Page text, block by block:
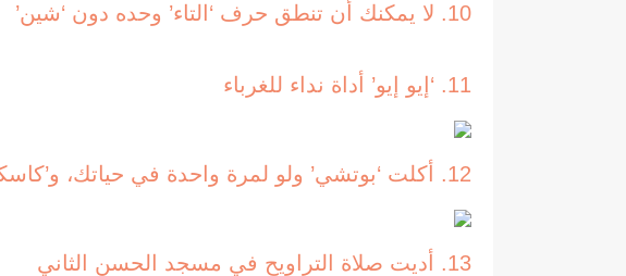
10. لا يمكنك أن تنطق حرف ‘التاء’ وحده دون ‘شين’
11. ‘إيو إيو’ أداة نداء للغرباء
12. أكلت ‘بوتشي’ ولو لمرة واحدة في حياتك، و’كاسكروط كزوم’
13. أديت صلاة التراويح في مسجد الحسن الثاني